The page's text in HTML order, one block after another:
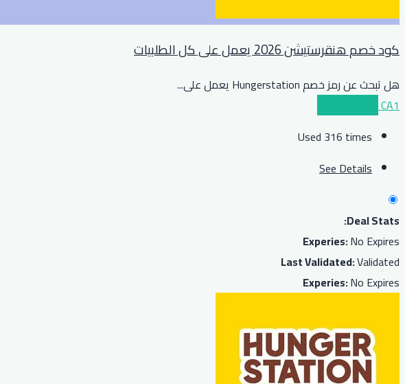
كود خصم هنقرستيشن 2026 يعمل على كل الطلبيات
هل تبحث عن رمز خصم Hungerstation يعمل على
...
CA1
Used 316 times
See Details
Deal Stats:
Experies:No Expires
Last Validated:Validated
Experies:No Expires